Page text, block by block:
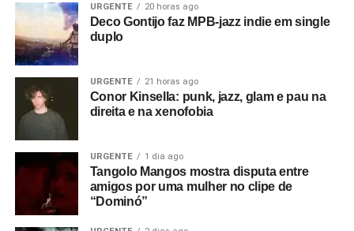
URGENTE 20 horas ago
Deco Gontijo faz MPB-jazz indie em single
duplo
URGENTE 21 horas ago
Conor Kinsella: punk, jazz, glam e pau na
direita e na xenofobia
URGENTE 1 dia ago
Tangolo Mangos mostra disputa entre
amigos por uma mulher no clipe de
“Dominó”